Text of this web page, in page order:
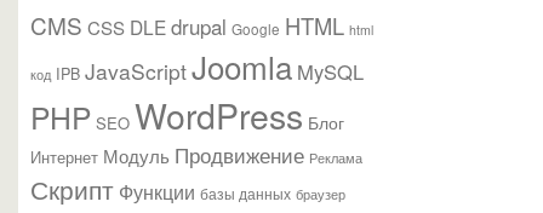
CMS CSS DLEdrupal Google HTML html
код IPB JavaScriptJoomla MySQL
PHP SEO WordPress Блог
Интернет Модуль Продвижение Реклама
Скрипт Функции базы данных браузер